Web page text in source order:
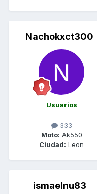
Nachokxct300
Usuarios
333
Moto: Ak550
Ciudad: Leon
ismaelnu83